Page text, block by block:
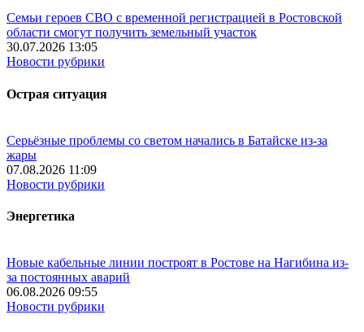
Семьи героев СВО с временной регистрацией в Ростовской
области смогут получить земельный участок
30.07.2026 13:05
Новости рубрики
Острая ситуация
Серьёзные проблемы со светом начались в Батайске из-за
жары
07.08.2026 11:09
Новости рубрики
Энергетика
Новые кабельные линии построят в Ростове на Нагибина из-
за постоянных аварий
06.08.2026 09:55
Новости рубрики